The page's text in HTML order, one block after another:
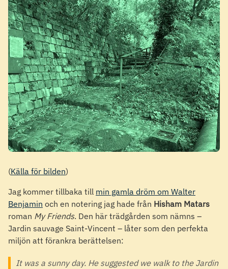
(Källa för bilden)
Jag kommer tillbaka till min gamla dröm om Walter
Benjamin och en notering jag hade från Hisham Matars
roman My Friends. Den här trädgården som nämns –
Jardin sauvage Saint-Vincent – låter som den perfekta
miljön att förankra berättelsen:
It was a sunny day. He suggested we walk to the Jardin